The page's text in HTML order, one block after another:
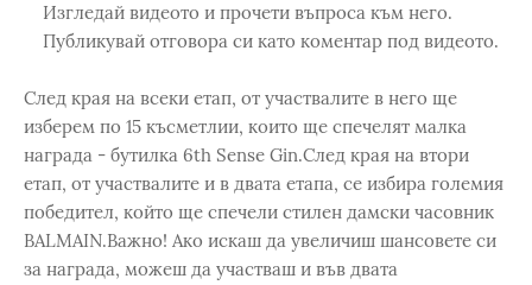
Изгледай видеото и прочети въпроса към него.
Публикувай отговора си като коментар под видеото.
След края на всеки етап, от участвалите в него ще
изберем по 15 късметлии, които ще спечелят малка
награда - бутилка 6th Sense Gin.След края на втори
етап, от участвалите и в двата етапа, се избира големия
победител, който ще спечели стилен дамски часовник
BALMAIN.Важно! Ако искаш да увеличиш шансовете си
за награда, можеш да участваш и във двата